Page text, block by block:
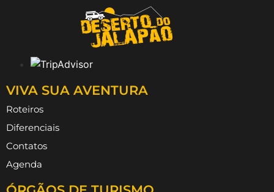
VIVA SUA AVENTURA
Roteiros
Diferenciais
Contatos
Agenda